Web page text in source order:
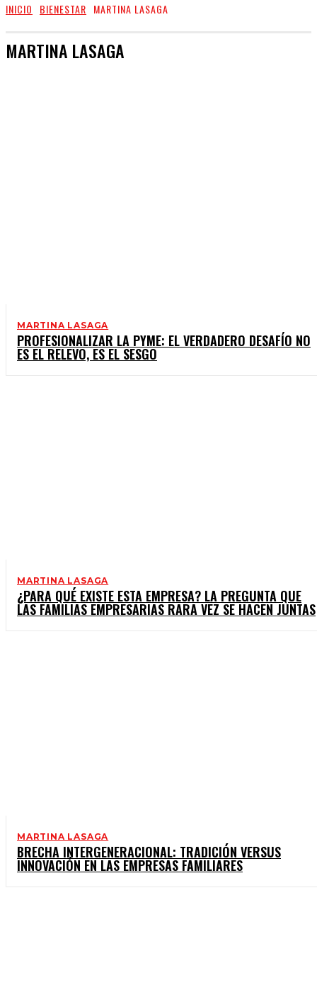
INICIO BIENESTAR MARTINA LASAGA
MARTINA LASAGA
MARTINA LASAGA
PROFESIONALIZAR LA PYME: EL VERDADERO DESAFÍO NO
ES EL RELEVO, ES EL SESGO
MARTINA LASAGA
¿PARA QUÉ EXISTE ESTA EMPRESA? LA PREGUNTA QUE
LAS FAMILIAS EMPRESARIAS RARA VEZ SE HACEN JUNTAS
MARTINA LASAGA
BRECHA INTERGENERACIONAL: TRADICIÓN VERSUS
INNOVACIÓN EN LAS EMPRESAS FAMILIARES